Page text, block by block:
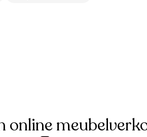
online